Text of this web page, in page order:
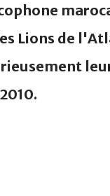
Lions de